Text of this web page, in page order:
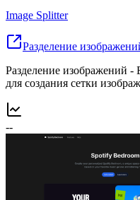
Image Splitter
Разделение
Разделение изображений
для создания сетки
--